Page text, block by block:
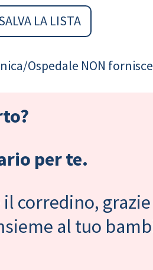
LA LISTA
Ospedale NON
per te.
corredino,
al tuo